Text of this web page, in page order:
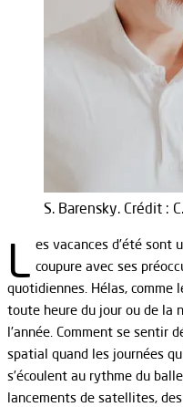
S. Barensky. Crédit :
L es vacances d’été sont
coupure avec ses
quotidiennes. Hélas, comme
toute heure du jour ou de la
l’année. Comment se sentir
spatial quand les journées
s’écoulent au rythme du
lancements de satellites,